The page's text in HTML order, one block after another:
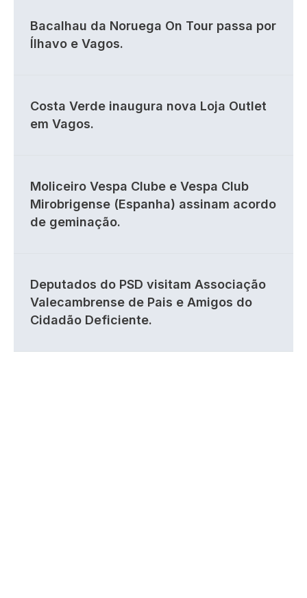
Bacalhau da Noruega On Tour passa por
Ílhavo e Vagos.
Costa Verde inaugura nova Loja Outlet
em Vagos.
Moliceiro Vespa Clube e Vespa Club
Mirobrigense (Espanha) assinam acordo
de geminação.
Deputados do PSD visitam Associação
Valecambrense de Pais e Amigos do
Cidadão Deficiente.